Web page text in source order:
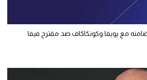
مع يويفا وكونكاكاف ضد مقترح فيفا